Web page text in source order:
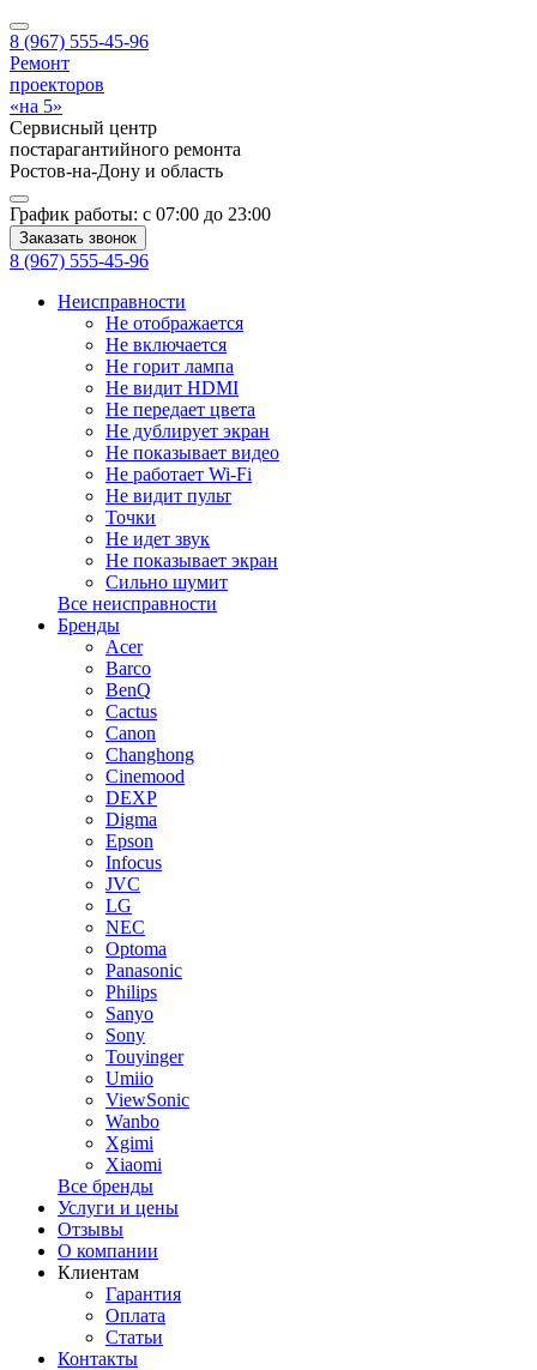
8 (967) 555-45-96
Ремонт
проекторов
«на 5»
Сервисный центр
постарагантийного ремонта
Ростов-на-Дону и область
График работы: с 07:00 до 23:00
Заказать звонок
8 (967) 555-45-96
Неисправности
Не отображается
Не включается
Не горит лампа
Не видит HDMI
Не передает цвета
Не дублирует экран
Не показывает видео
Не работает Wi-Fi
Не видит пульт
Точки
Не идет звук
Не показывает экран
Сильно шумит
Все неисправности
Бренды
Acer
Barco
BenQ
Cactus
Canon
Changhong
Cinemood
DEXP
Digma
Epson
Infocus
JVC
LG
NEC
Optoma
Panasonic
Philips
Sanyo
Sony
Touyinger
Umiio
ViewSonic
Wanbo
Xgimi
Xiaomi
Все бренды
Услуги и цены
Отзывы
О компании
Клиентам
Гарантия
Оплата
Статьи
Контакты